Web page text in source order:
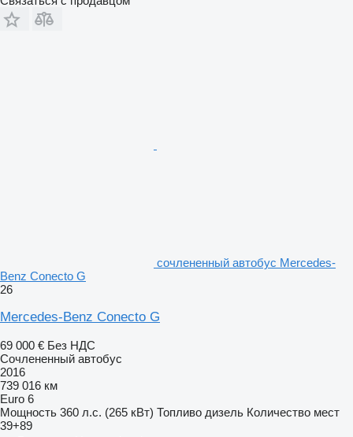
сочлененный автобус Mercedes-
Benz Conecto G
26
Mercedes-Benz Conecto G
69 000 € Без НДС
Сочлененный автобус
2016
739 016 км
Euro 6
Мощность 360 л.с. (265 кВт) Топливо дизель Количество мест
39+89